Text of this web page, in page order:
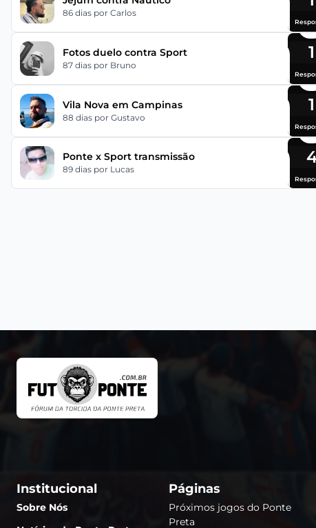
86 dias por Carlos
Fotos duelo contra Sport
87 dias por Bruno
1
Vila Nova em Campinas
88 dias por Gustavo
1
Ponte x Sport transmissão
89 dias por Lucas
Institucional
Sobre Nós
Páginas
Próximos jogos do Ponte
Preta